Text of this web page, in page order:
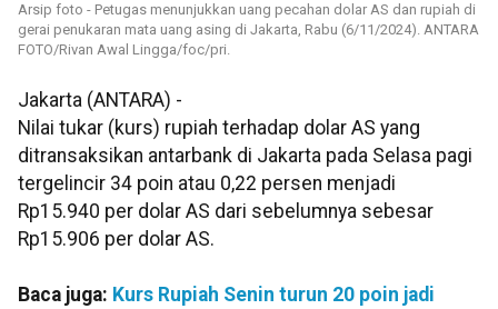
Arsip foto - Petugas menunjukkan uang pecahan dolar AS dan rupiah di
gerai penukaran mata uang asing di Jakarta, Rabu (6/11/2024). ANTARA
FOTO/Rivan Awal Lingga/foc/pri.
Jakarta (ANTARA) -
Nilai tukar (kurs) rupiah terhadap dolar AS yang
ditransaksikan antarbank di Jakarta pada Selasa pagi
tergelincir 34 poin atau 0,22 persen menjadi
Rp15.940 per dolar AS dari sebelumnya sebesar
Rp15.906 per dolar AS.
Baca juga: Kurs Rupiah Senin turun 20 poin jadi